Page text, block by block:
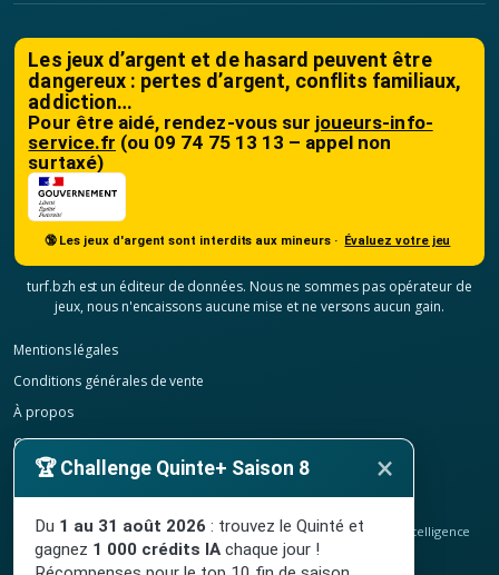
Les jeux d’argent et de hasard peuvent être
dangereux : pertes d’argent, conflits familiaux,
addiction…
Pour être aidé, rendez-vous sur joueurs-info-
service.fr (ou 09 74 75 13 13 – appel non
surtaxé)
🔞 Les jeux d'argent sont interdits aux mineurs · Évaluez votre jeu
turf.bzh est un éditeur de données. Nous ne sommes pas opérateur de
jeux, nous n'encaissons aucune mise et ne versons aucun gain.
Mentions légales
Conditions générales de vente
À propos
Contact
Confidentialité
© 2020-2026 TURF.bzh , analyses hippiques, classement ELO et intelligence
artificielle.
Site indépendant, sans lien avec le PMU. Jeu interdit aux mineurs.
🏆 Challenge Quinte+ Saison 8 ×
Du 1 au 31 août 2026 : trouvez le Quinté et
gagnez 1 000 crédits IA chaque jour !